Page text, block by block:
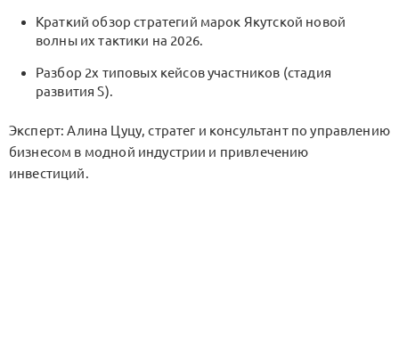
Краткий обзор стратегий марок Якутской новой
волны их тактики на 2026.
Разбор 2х типовых кейсов участников (стадия
развития S).
Эксперт: Алина Цуцу, стратег и консультант по управлению
бизнесом в модной индустрии и привлечению
инвестиций.